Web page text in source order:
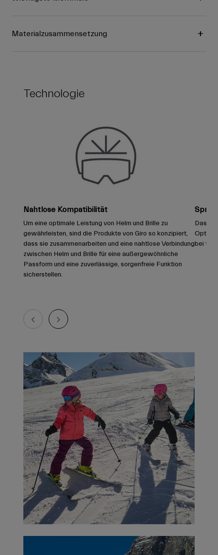
Materialzusammensetzung
Technologie
Nahtlose Kompatibilität
Um eine optimale Leistung von Helm und Brille zu
gewährleisten, sind die Produkte von Giro so konzipiert,
dass sie zusammenarbeiten und eine nahtlose Verbindung
zwischen Helm und Brille für eine außergewöhnliche
Passform und eine zuverlässige, sorgenfreie Funktion
sicherstellen.
Das
Optik
bei